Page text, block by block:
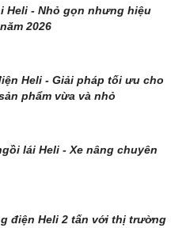
Heli - Nhỏ gọn nhưng hiệu
2026
Heli - Giải pháp tối ưu cho
phẩm vừa và nhỏ
lái Heli - Xe nâng chuyên
điện Heli 2 tấn với thị trường